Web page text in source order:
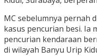
MC sebelumnya pernah
kasus pencurian besi. Ia
pencurian kendaraan
di wilayah Banyu Urip